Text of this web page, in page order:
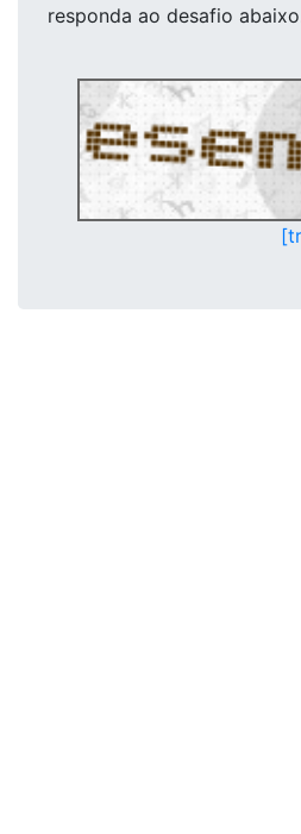
responda ao desafio